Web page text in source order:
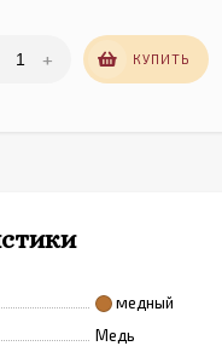
+ КУПИТЬ
медный
Медь